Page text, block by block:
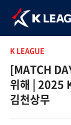
K LEAGUE
[MATCH
위해 | 2025
김천상무